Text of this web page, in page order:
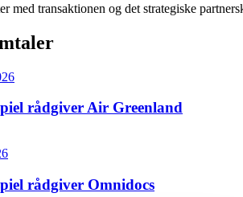
med transaktionen og det strategiske
rådgiver Air Greenland
rådgiver Omnidocs